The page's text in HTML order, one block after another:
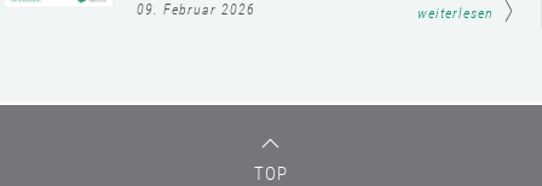
09. Februar 2026 weiterlesen
TOP